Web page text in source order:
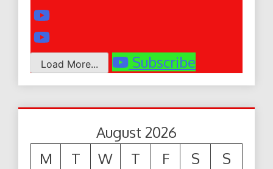
Load More... Subscribe
August 2026
M
T W T F S
S